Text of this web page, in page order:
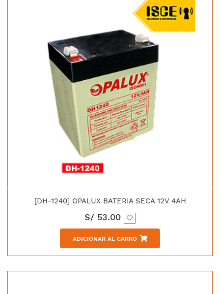
[DH-1240] OPALUX BATERIA SECA 12V 4AH
S/ 53.00
ADICIONAR AL CARRO